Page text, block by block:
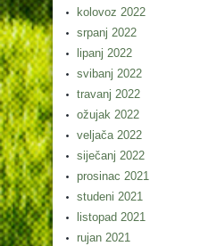
kolovoz 2022
srpanj 2022
lipanj 2022
svibanj 2022
travanj 2022
ožujak 2022
veljača 2022
siječanj 2022
prosinac 2021
studeni 2021
listopad 2021
rujan 2021